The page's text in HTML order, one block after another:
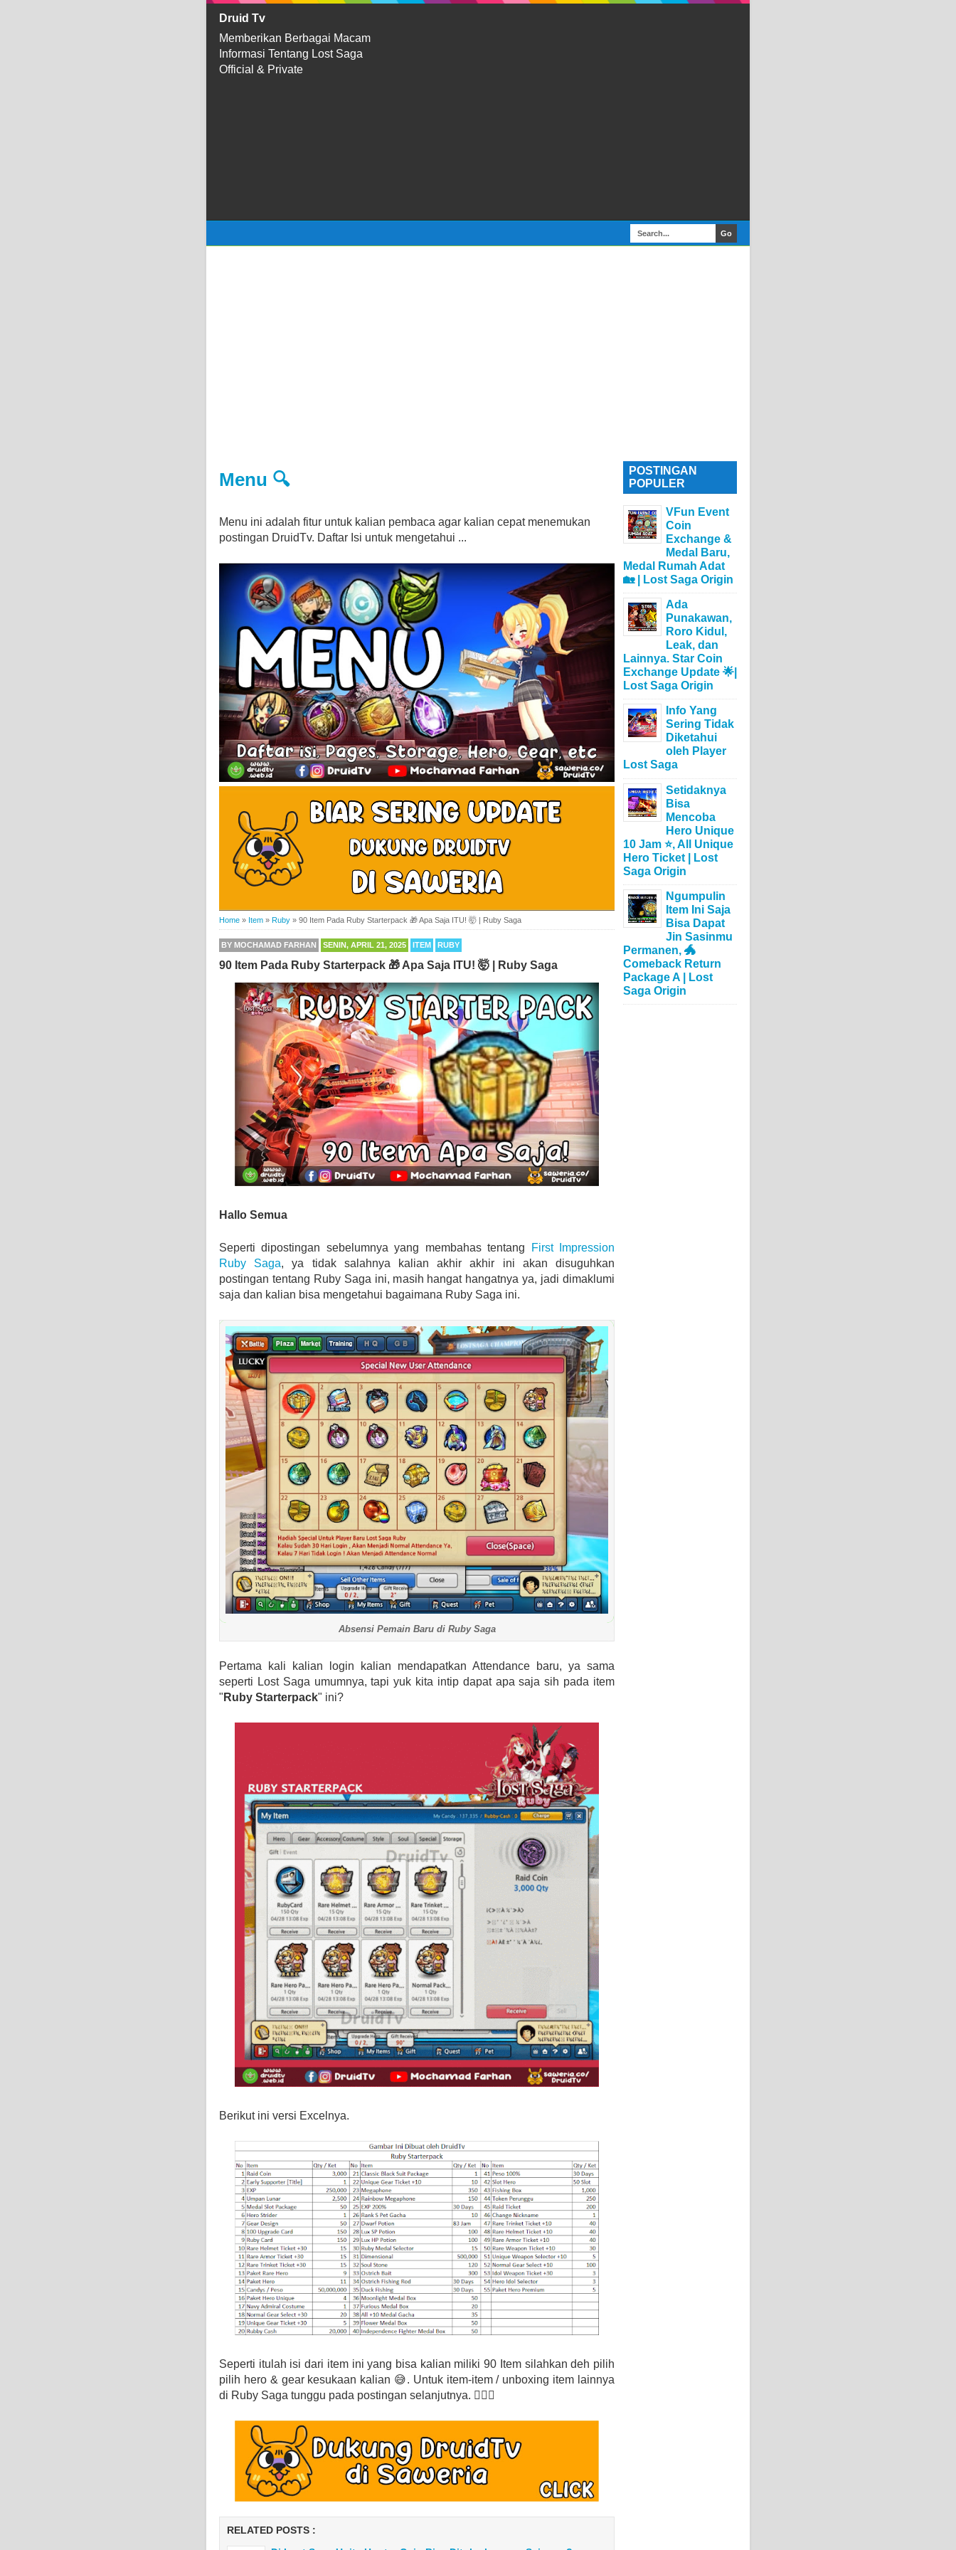
Druid Tv
Memberikan Berbagai Macam
Informasi Tentang Lost Saga
Official & Private
Menu 🔍
Menu ini adalah fitur untuk kalian pembaca agar kalian cepat menemukan
postingan DruidTv. Daftar Isi untuk mengetahui ...
Home » Item » Ruby » 90 Item Pada Ruby Starterpack 🎁 Apa Saja ITU! 🤯 | Ruby Saga
BY MOCHAMAD FARHAN SENIN, APRIL 21, 2025 ITEM RUBY
90 Item Pada Ruby Starterpack 🎁 Apa Saja ITU! 🤯 | Ruby Saga
Hallo Semua
Seperti dipostingan sebelumnya yang membahas tentang
First Impression
Ruby Saga, ya tidak salahnya kalian akhir akhir ini akan disuguhkan
postingan tentang Ruby Saga ini, masih hangat hangatnya ya, jadi dimaklumi
saja dan kalian bisa mengetahui bagaimana Ruby Saga ini.
Absensi Pemain Baru di Ruby Saga
Pertama kali kalian login kalian mendapatkan Attendance baru, ya sama
seperti Lost Saga umumnya, tapi yuk kita intip dapat apa saja sih pada item
" Ruby Starterpack" ini?
Berikut ini versi Excelnya.
Seperti itulah isi dari item ini yang bisa kalian miliki 90 Item silahkan deh pilih
pilih hero & gear kesukaan kalian 😅. Untuk item-item / unboxing item lainnya
di Ruby Saga tunggu pada postingan selanjutnya. 🙇🏼‍♂️
RELATED POSTS :
POSTINGAN
POPULER
VFun Event
Coin
Exchange &
Medal Baru,
Medal Rumah Adat
🏡 | Lost Saga Origin
Ada
Punakawan,
Roro Kidul,
Leak, dan
Lainnya. Star Coin
Exchange Update 🌟|
Lost Saga Origin
Info Yang
Sering Tidak
Diketahui
oleh Player
Lost Saga
Setidaknya
Bisa
Mencoba
Hero Unique
10 Jam ⭐, All Unique
Hero Ticket | Lost
Saga Origin
Ngumpulin
Item Ini Saja
Bisa Dapat
Jin Sasinmu
Permanen, 🐲
Comeback Return
Package A | Lost
Saga Origin